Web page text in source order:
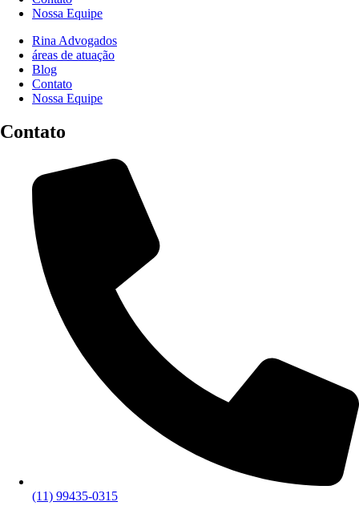
Nossa Equipe
Rina Advogados
áreas de atuação
Blog
Contato
Nossa Equipe
Contato
(11) 99435-0315